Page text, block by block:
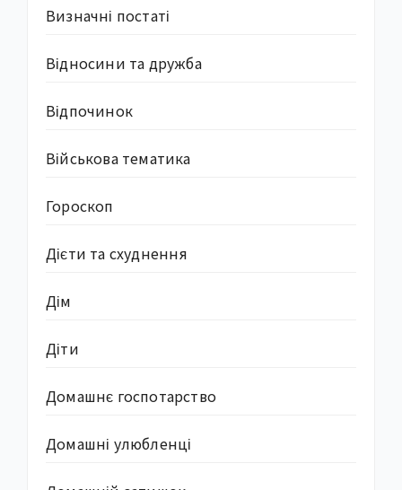
Визначні постаті
Відносини та дружба
Відпочинок
Військова тематика
Гороскоп
Дієти та схуднення
Дім
Діти
Домашнє госпотарство
Домашні улюбленці